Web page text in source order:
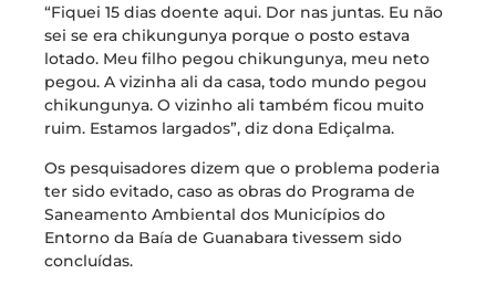
“Fiquei 15 dias doente aqui. Dor nas juntas. Eu não
sei se era chikungunya porque o posto estava
lotado. Meu filho pegou chikungunya, meu neto
pegou. A vizinha ali da casa, todo mundo pegou
chikungunya. O vizinho ali também ficou muito
ruim. Estamos largados”, diz dona Ediçalma.
Os pesquisadores dizem que o problema poderia
ter sido evitado, caso as obras do Programa de
Saneamento Ambiental dos Municípios do
Entorno da Baía de Guanabara tivessem sido
concluídas.